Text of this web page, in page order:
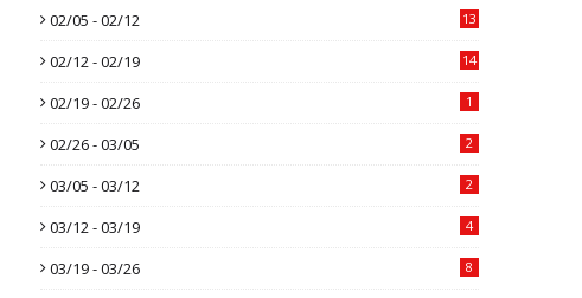
02/05 - 02/12 13
02/12 - 02/19 14
02/19 - 02/26 1
02/26 - 03/05 2
03/05 - 03/12 2
03/12 - 03/19 4
03/19 - 03/26 8